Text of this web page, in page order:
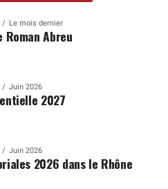
Le mois dernier
Abreu
Juin 2026
2027
Juin 2026
2026 dans le Rhône